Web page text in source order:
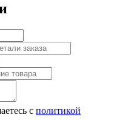
с политикой